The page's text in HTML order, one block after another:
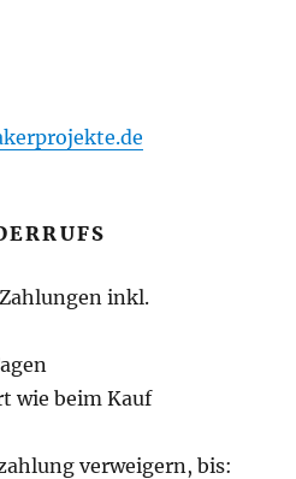
inkl.
wie beim Kauf
verweigern, bis: